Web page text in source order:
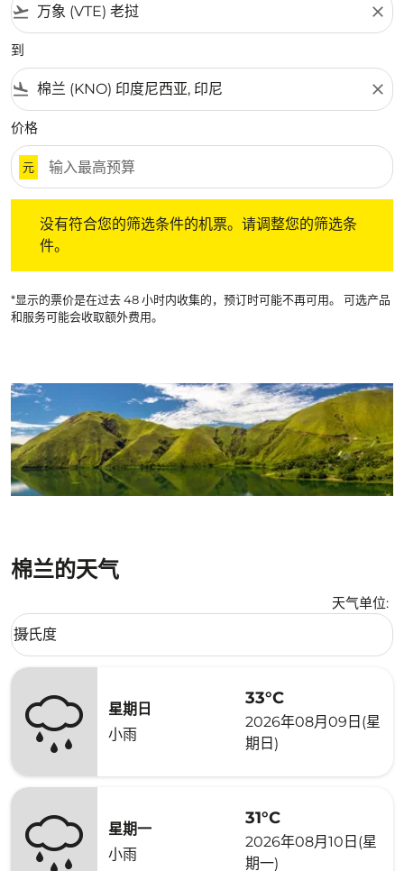
flight_takeoff close
到
flight_land close
价格
元
没有符合您的筛选条件的机票。请调整您的筛选条
件。
*显示的票价是在过去 48 小时内收集的，预订时可能不再可用。 可选产品
和服务可能会收取额外费用。
棉兰的天气
天气单位:
Weather unit option 摄氏度 Selected
摄氏度
keyboard_arrow_down
星期日
小雨
33°C
2026年08月09日(星
期日)
星期一
小雨
31°C
2026年08月10日(星
期一)